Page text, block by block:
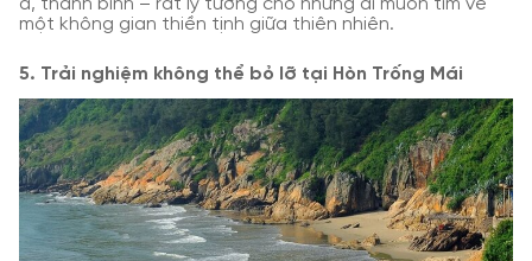
ả, thanh bình – rất lý tưởng cho những ai muốn tìm về
một không gian thiền tịnh giữa thiên nhiên.
5. Trải nghiệm không thể bỏ lỡ tại Hòn Trống Mái